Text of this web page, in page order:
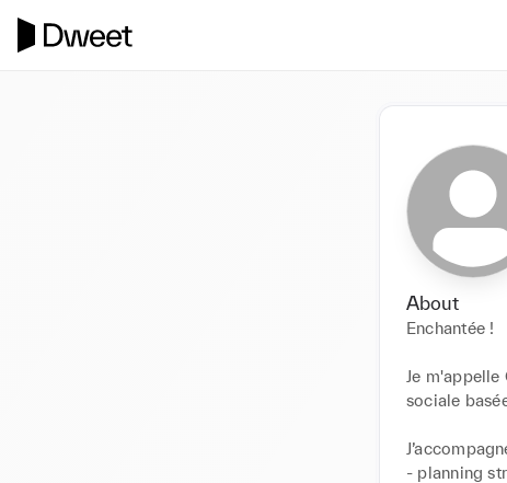
About
Enchantée !
Je
sociale
- planning